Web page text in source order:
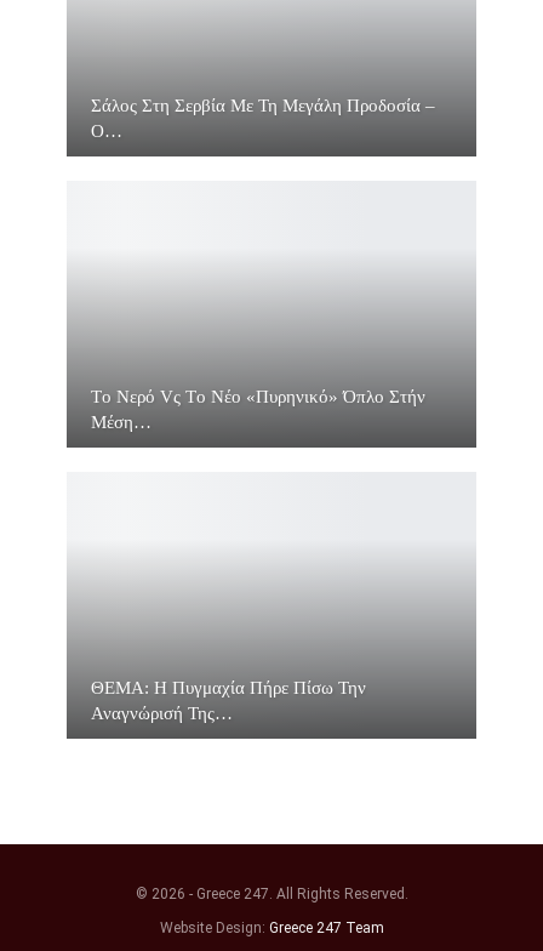
Σάλος Στη Σερβία Με Τη Μεγάλη Προδοσία –
O…
Τo Νερό Vς Τo Νέο «πυρηνικό» Όπλο Στήν
Μέση…
ΘΕΜΑ: Η Πυγμαχία Πήρε Πίσω Την
Αναγνώρισή Της…
© 2026 - Greece 247. All Rights Reserved.
Website Design: Greece 247 Team